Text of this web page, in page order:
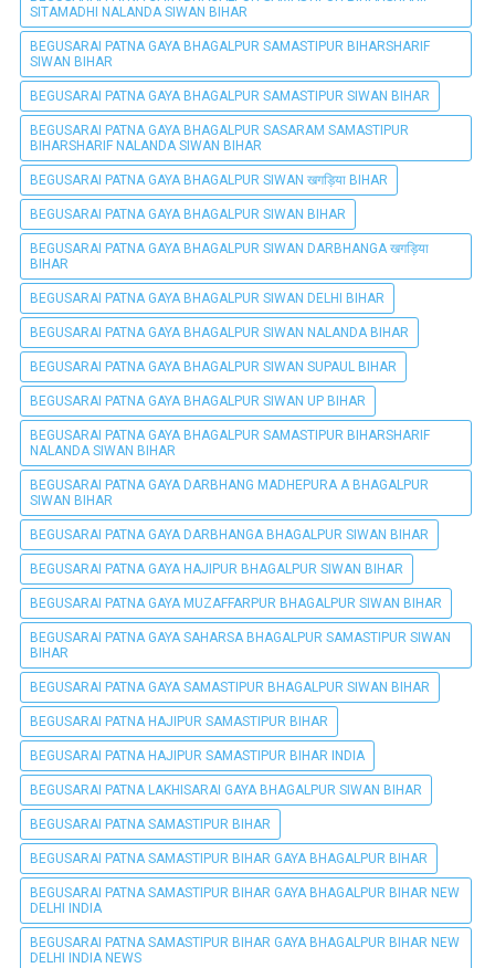
SITAMADHI NALANDA SIWAN BIHAR
BEGUSARAI PATNA GAYA BHAGALPUR SAMASTIPUR BIHARSHARIF
SIWAN BIHAR
BEGUSARAI PATNA GAYA BHAGALPUR SAMASTIPUR SIWAN BIHAR
BEGUSARAI PATNA GAYA BHAGALPUR SASARAM SAMASTIPUR
BIHARSHARIF NALANDA SIWAN BIHAR
BEGUSARAI PATNA GAYA BHAGALPUR SIWAN खगड़िया BIHAR
BEGUSARAI PATNA GAYA BHAGALPUR SIWAN BIHAR
BEGUSARAI PATNA GAYA BHAGALPUR SIWAN DARBHANGA खगड़िया
BIHAR
BEGUSARAI PATNA GAYA BHAGALPUR SIWAN DELHI BIHAR
BEGUSARAI PATNA GAYA BHAGALPUR SIWAN NALANDA BIHAR
BEGUSARAI PATNA GAYA BHAGALPUR SIWAN SUPAUL BIHAR
BEGUSARAI PATNA GAYA BHAGALPUR SIWAN UP BIHAR
BEGUSARAI PATNA GAYA BHAGALPUR SAMASTIPUR BIHARSHARIF
NALANDA SIWAN BIHAR
BEGUSARAI PATNA GAYA DARBHANG MADHEPURA A BHAGALPUR
SIWAN BIHAR
BEGUSARAI PATNA GAYA DARBHANGA BHAGALPUR SIWAN BIHAR
BEGUSARAI PATNA GAYA HAJIPUR BHAGALPUR SIWAN BIHAR
BEGUSARAI PATNA GAYA MUZAFFARPUR BHAGALPUR SIWAN BIHAR
BEGUSARAI PATNA GAYA SAHARSA BHAGALPUR SAMASTIPUR SIWAN
BIHAR
BEGUSARAI PATNA GAYA SAMASTIPUR BHAGALPUR SIWAN BIHAR
BEGUSARAI PATNA HAJIPUR SAMASTIPUR BIHAR
BEGUSARAI PATNA HAJIPUR SAMASTIPUR BIHAR INDIA
BEGUSARAI PATNA LAKHISARAI GAYA BHAGALPUR SIWAN BIHAR
BEGUSARAI PATNA SAMASTIPUR BIHAR
BEGUSARAI PATNA SAMASTIPUR BIHAR GAYA BHAGALPUR BIHAR
BEGUSARAI PATNA SAMASTIPUR BIHAR GAYA BHAGALPUR BIHAR NEW
DELHI INDIA
BEGUSARAI PATNA SAMASTIPUR BIHAR GAYA BHAGALPUR BIHAR NEW
DELHI INDIA NEWS